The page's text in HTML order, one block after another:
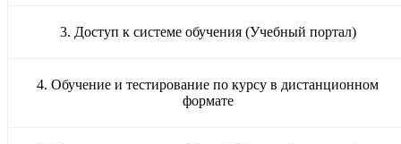
3. Доступ к системе обучения (Учебный портал)
4. Обучение и тестирование по курсу в дистанционном
формате